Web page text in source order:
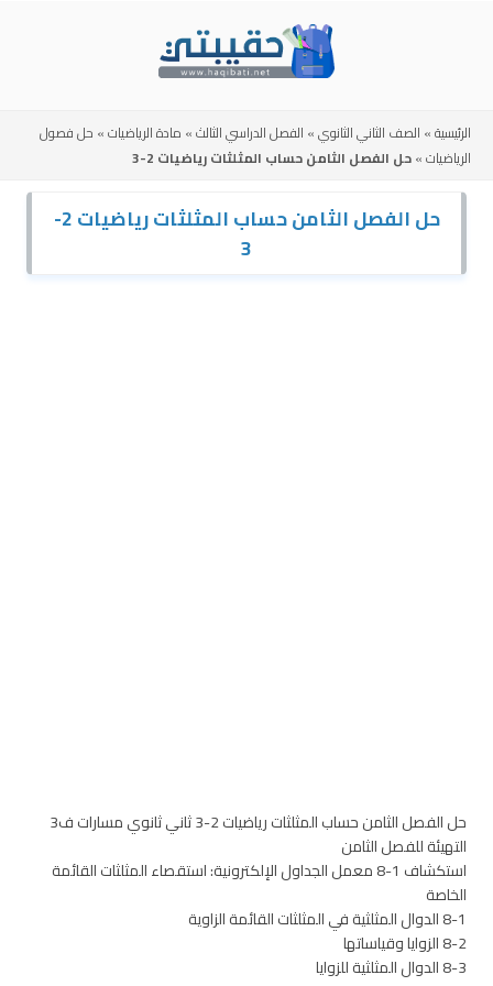
الرئيسية» الصف الثاني الثانوي» الفصل الدراسي الثالث» مادة الرياضيات» حل فصول
الرياضيات»حل الفصل الثامن حساب المثلثات رياضيات 2-3
حل الفصل الثامن حساب المثلثات رياضيات 2-
3
حل الفصل الثامن حساب المثلثات رياضيات 2-3 ثاني ثانوي مسارات ف3
التهيئة للفصل الثامن
استكشاف 1-8 معمل الجداول الإلكترونية: استقصاء المثلثات القائمة
الخاصة
8-1 الدوال المثلثية في المثلثات القائمة الزاوية
8-2 الزوايا وقياساتها
8-3 الدوال المثلثية للزوايا